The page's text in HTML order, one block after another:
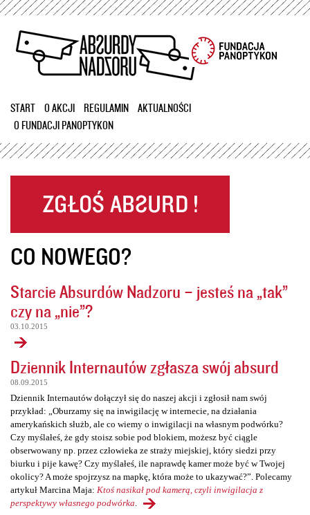
Przejdź
treści
START O AKCJI REGULAMIN
AKTUALNOŚCI
O FUNDACJI PANOPTYKON
CO NOWEGO?
Starcie Absurdów Nadzoru – jesteś na „tak”
czy na „nie”?
03.10.2015
Dziennik Internautów zgłasza swój absurd
08.09.2015
Dziennik Internautów dołączył się do naszej akcji i zgłosił nam swój
przykład: „Oburzamy się na inwigilację w internecie, na działania
amerykańskich służb, ale co wiemy o inwigilacji na własnym podwórku?
Czy myślałeś, że gdy stoisz sobie pod blokiem, możesz być ciągle
obserwowany np. przez człowieka ze straży miejskiej, który siedzi przy
biurku i pije kawę? Czy myślałeś, ile naprawdę kamer może być w Twojej
okolicy? A może spojrzysz na mapkę, która może to ukazywać?”. Polecamy
artykuł Marcina Maja: Ktoś nasikał pod kamerą, czyli inwigilacja z
perspektywy własnego podwórka